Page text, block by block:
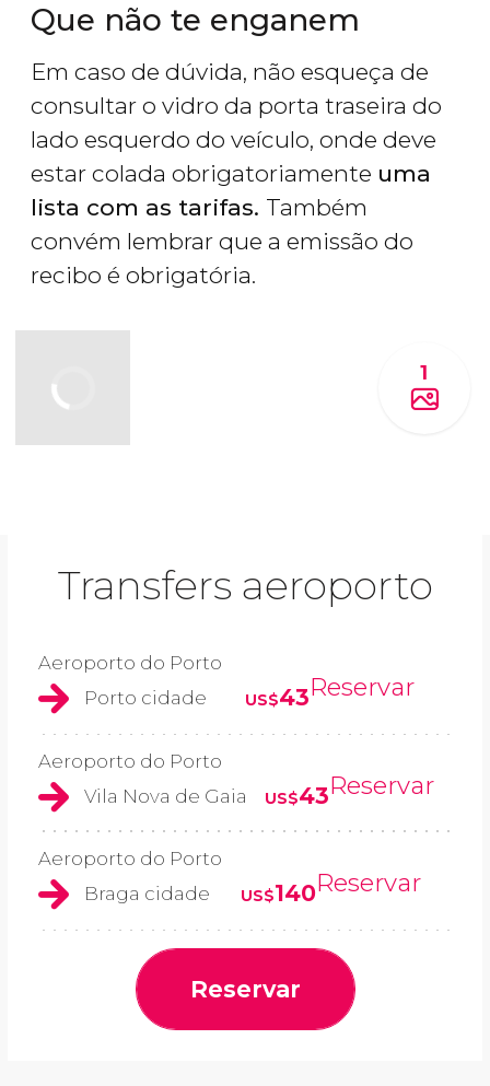
Que não te enganem
Em caso de dúvida, não esqueça de
consultar o vidro da porta traseira do
lado esquerdo do veículo, onde deve
estar colada obrigatoriamente uma
lista com as tarifas. Também
convém lembrar que a emissão do
recibo é obrigatória.
1
Transfers aeroporto
Aeroporto do Porto
Porto cidade
US$43Reservar
Aeroporto do Porto
Vila Nova de Gaia
US$43Reservar
Aeroporto do Porto
Braga cidade
US$140Reservar
Reservar